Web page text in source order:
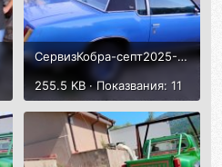
СервизКобра-септ2025-4.jpg
255.5 KB · Показвания: 11